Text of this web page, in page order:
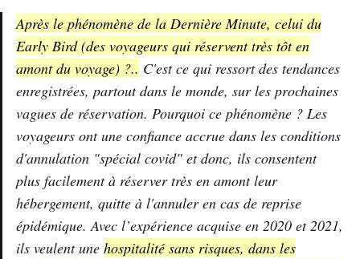
Après le phénomène de la Dernière Minute, celui du
Early Bird (des voyageurs qui réservent très tôt en
amont du voyage) ?.. C'est ce qui ressort des tendances
enregistrées, partout dans le monde, sur les prochaines
vagues de réservation. Pourquoi ce phénomène ? Les
voyageurs ont une confiance accrue dans les conditions
d'annulation "spécial covid" et donc, ils consentent
plus facilement à réserver très en amont leur
hébergement, quitte à l'annuler en cas de reprise
épidémique. Avec l’expérience acquise en 2020 et 2021,
ils veulent une hospitalité sans risques, dans les